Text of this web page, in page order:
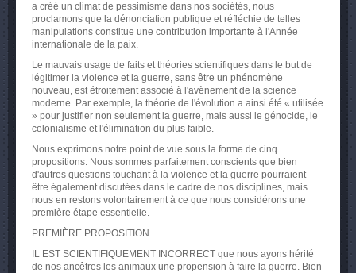
a créé un climat de pessimisme dans nos sociétés, nous
proclamons que la dénonciation publique et réfléchie de telles
manipulations constitue une contribution importante à l'Année
internationale de la paix.
Le mauvais usage de faits et théories scientifiques dans le but de
légitimer la violence et la guerre, sans être un phénomène
nouveau, est étroitement associé à l'avènement de la science
moderne. Par exemple, la théorie de l'évolution a ainsi été « utilisée
» pour justifier non seulement la guerre, mais aussi le génocide, le
colonialisme et l'élimination du plus faible.
Nous exprimons notre point de vue sous la forme de cinq
propositions. Nous sommes parfaitement conscients que bien
d'autres questions touchant à la violence et la guerre pourraient
être également discutées dans le cadre de nos disciplines, mais
nous en restons volontairement à ce que nous considérons une
première étape essentielle.
PREMIÈRE PROPOSITION
IL EST SCIENTIFIQUEMENT INCORRECT que nous ayons hérité
de nos ancêtres les animaux une propension à faire la guerre. Bien